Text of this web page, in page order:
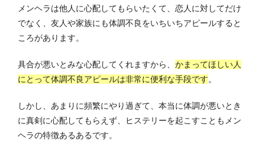
メンヘラは他人に心配してもらいたくて、恋人に対してだけ
でなく、友人や家族にも体調不良をいちいちアピールすると
ころがあります。
具合が悪いとみな心配してくれますから、 かまってほしい人
にとって体調不良アピールは非常に便利な手段です。
しかし、あまりに頻繁にやり過ぎて、本当に体調が悪いとき
に真剣に心配してもらえず、ヒステリーを起こすこともメン
ヘラの特徴あるあるです。